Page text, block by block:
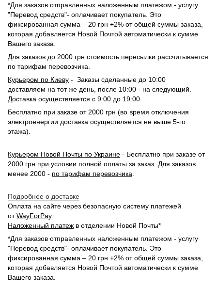
*Для заказов отправленных наложенным платежом - услугу
"Перевод средств"- оплачивает покупатель. Это
фиксированная сумма – 20 грн +2% от общей суммы заказа,
которая добавляется Новой Почтой автоматически к сумме
Вашего заказа.
Для заказов до 2000 грн стоимость пересылки рассчитывается
по тарифам перевозчика.
Курьером по Киеву - Заказы сделанные до 10:00
доставляем на тот же день, после 10:00 - на следующий.
Доставка осуществляется с 9:00 до 19:00.
Бесплатно при заказе от 2000 грн (во время отключения
электроенергии доставка осуществляется не выше 5-го
этажа).
Курьером Новой Почты по Украине - Бесплатно при заказе от
2000 грн при условии полной оплаты за заказ. Для заказов
менее 2000 - по тарифам перевозчика
Подробнее о доставке
Оплата на сайте через безопасную систему платежей
отWayForPay.
Наложенный платеж в отделении Новой Почты*
*Для заказов отправленных наложенным платежом - услугу
"Перевод средств"- оплачивает покупатель. Это
фиксированная сумма – 20 грн +2% от общей суммы заказа,
которая добавляется Новой Почтой автоматически к сумме
Вашего заказа.